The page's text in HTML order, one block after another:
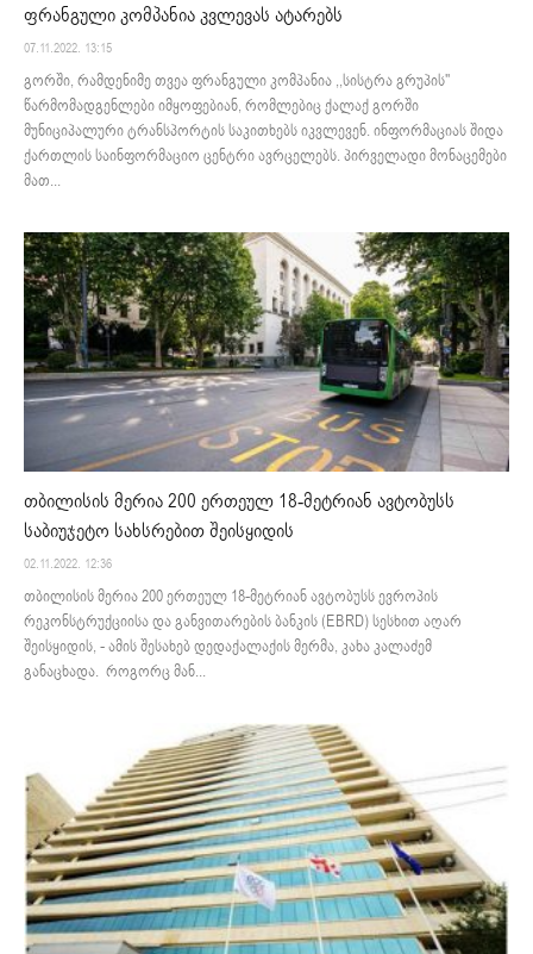
ფრანგული კომპანია კვლევას ატარებს
07.11.2022. 13:15
გორში, რამდენიმე თვეა ფრანგული კომპანია ,,სისტრა გრუპის''
წარმომადგენლები იმყოფებიან, რომლებიც ქალაქ გორში
მუნიციპალური ტრანსპორტის საკითხებს იკვლევენ. ინფორმაციას შიდა
ქართლის საინფორმაციო ცენტრი ავრცელებს. პირველადი მონაცემები
მათ...
თბილისის მერია 200 ერთეულ 18-მეტრიან ავტობუსს
საბიუჯეტო სახსრებით შეისყიდის
02.11.2022. 12:36
თბილისის მერია 200 ერთეულ 18-მეტრიან ავტობუსს ევროპის
რეკონსტრუქციისა და განვითარების ბანკის (EBRD) სესხით აღარ
შეისყიდის, - ამის შესახებ დედაქალაქის მერმა, კახა კალაძემ
განაცხადა. როგორც მან...